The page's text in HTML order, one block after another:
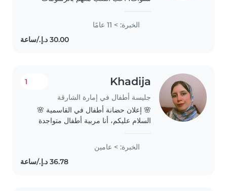
الألعاب التعليمية. قوتي تكمن في هدوئي.
من دواعي سعادتي تحضير الوجبات
الخبرة: > 11 عامًا
Khadija
جليسة أطفال في إمارة الشارقة
1
🌸 إعلان حضانة أطفال في القاسمية 🌸
السلام عليكم، أنا مربية أطفال متواجدة
للأطفال من جميع الأعمار في بيئة آمنة
وهادئة، مع الاهتمام بالنظافة، التغذية،..
الخبرة: > عامين